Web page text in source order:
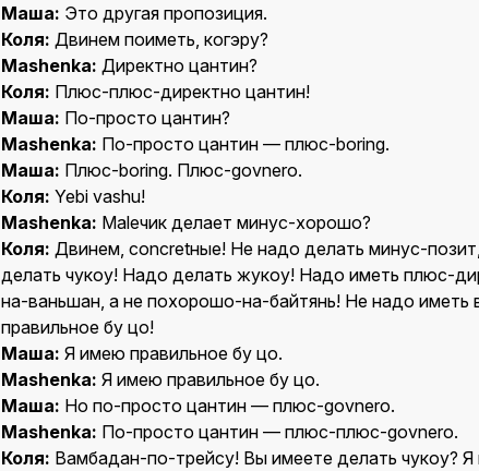
Маша: Это другая пропозиция.
Коля: Двинем поиметь, когэру?
Mashenka: Директно цантин?
Коля: Плюс-плюс-директно цантин!
Маша: По-просто цантин?
Mashenka: По-просто цантин — плюс-boring.
Маша: Плюс-boring. Плюс-govnero.
Коля: Yebi vashu!
Mashenka: Maleчик делает минус-хорошо?
Коля: Двинем, concretные! Не надо делать минус-
делать чукоу! Надо делать жукоу! Надо иметь плюс-
на-ваньшан, а не похорошо-на-байтянь! Не надо
правильное бу цо!
Маша: Я имею правильное бу цо.
Mashenka: Я имею правильное бу цо.
Маша: Но по-просто цантин — плюс-govnero.
Mashenka: По-просто цантин — плюс-плюс-govnero.
Коля: Вамбадан-по-трейсу! Вы имеете делать чукоу? Я